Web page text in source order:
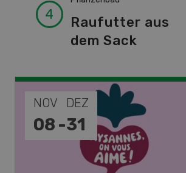
Raufutter aus
dem Sack
NOV
08 -
DEZ
31